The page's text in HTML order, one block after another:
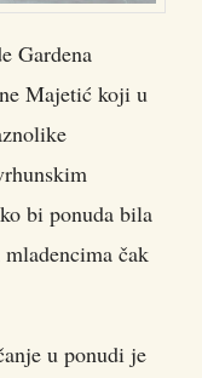
Gardena
Majetić koji u
bi ponuda bila
čak
u ponudi je